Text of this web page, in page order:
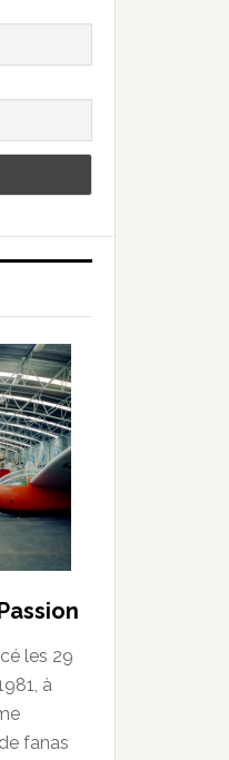
les 29
à
fanas